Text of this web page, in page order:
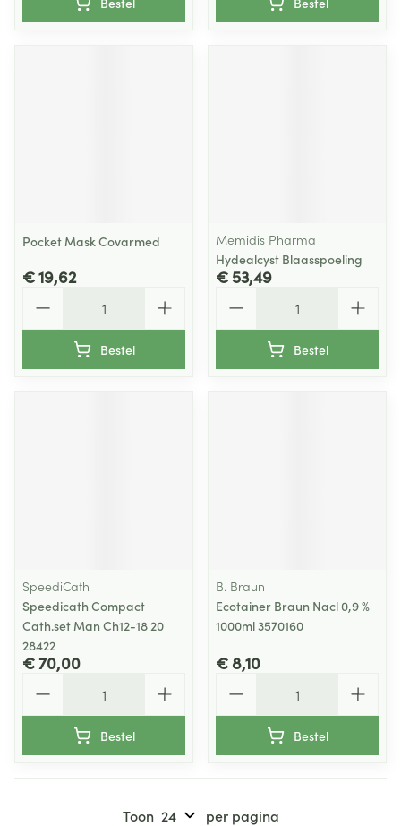
Pocket Mask Covarmed
€ 19,62
Bestel
Memidis Pharma
Hydealcyst Blaasspoeling
€ 53,49
Bestel
SpeediCath
Speedicath Compact
Cath.set Man Ch12-18 20
28422
€ 70,00
Bestel
B. Braun
Ecotainer Braun Nacl 0,9 %
1000ml 3570160
€ 8,10
Bestel
Toon per pagina